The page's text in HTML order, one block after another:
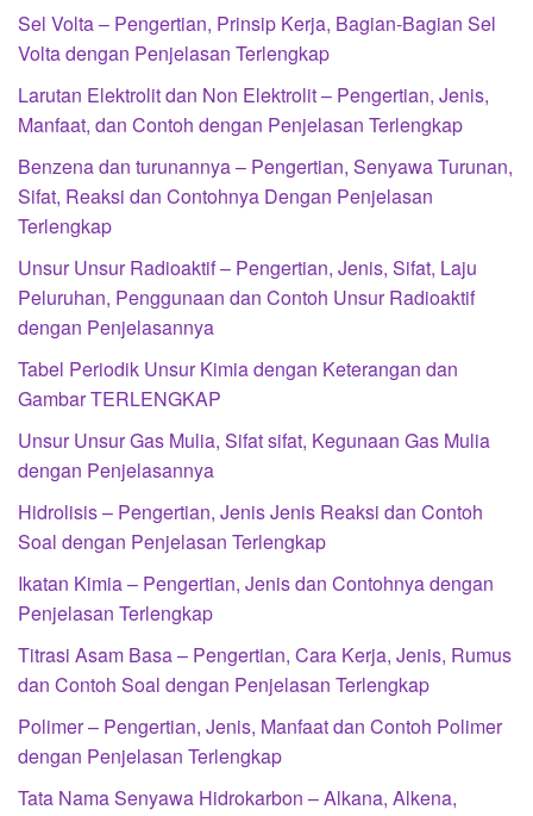
Sel Volta – Pengertian, Prinsip Kerja, Bagian-Bagian Sel
Volta dengan Penjelasan Terlengkap
Larutan Elektrolit dan Non Elektrolit – Pengertian, Jenis,
Manfaat, dan Contoh dengan Penjelasan Terlengkap
Benzena dan turunannya – Pengertian, Senyawa Turunan,
Sifat, Reaksi dan Contohnya Dengan Penjelasan
Terlengkap
Unsur Unsur Radioaktif – Pengertian, Jenis, Sifat, Laju
Peluruhan, Penggunaan dan Contoh Unsur Radioaktif
dengan Penjelasannya
Tabel Periodik Unsur Kimia dengan Keterangan dan
Gambar TERLENGKAP
Unsur Unsur Gas Mulia, Sifat sifat, Kegunaan Gas Mulia
dengan Penjelasannya
Hidrolisis – Pengertian, Jenis Jenis Reaksi dan Contoh
Soal dengan Penjelasan Terlengkap
Ikatan Kimia – Pengertian, Jenis dan Contohnya dengan
Penjelasan Terlengkap
Titrasi Asam Basa – Pengertian, Cara Kerja, Jenis, Rumus
dan Contoh Soal dengan Penjelasan Terlengkap
Polimer – Pengertian, Jenis, Manfaat dan Contoh Polimer
dengan Penjelasan Terlengkap
Tata Nama Senyawa Hidrokarbon – Alkana, Alkena,